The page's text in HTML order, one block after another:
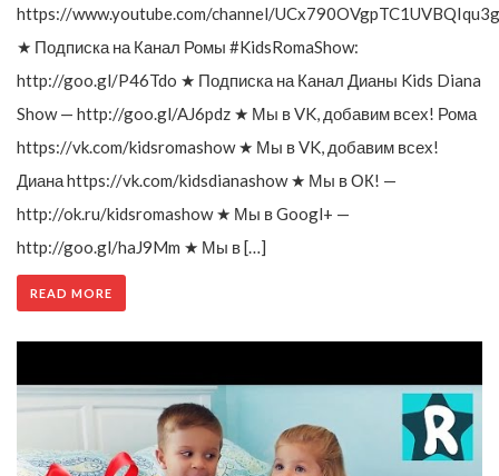
https://www.youtube.com/channel/
★ Подписка на Канал Ромы #KidsRomaShow:
http://goo.gl/P46Tdo ★ Подписка на Канал Дианы Kids Diana
Show — http://goo.gl/AJ6pdz ★ Мы в VK, добавим всех! Рома
https://vk.com/kidsromashow ★ Мы в VK, добавим всех!
Диана https://vk.com/kidsdianashow ★ Мы в ОК! —
http://ok.ru/kidsromashow ★ Мы в Googl+ —
http://goo.gl/haJ9Mm ★ Мы в […]
READ MORE